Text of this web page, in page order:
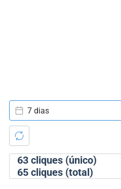
63cliques (único)
65cliques (total)
7 dias